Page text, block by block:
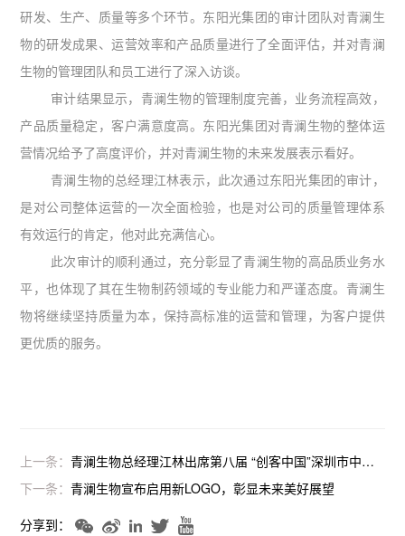
研发、生产、质量等多个环节。东阳光集团的审计团队对青澜生
物的研发成果、运营效率和产品质量进行了全面评估，并对青澜
生物的管理团队和员工进行了深入访谈。
审计结果显示，青澜生物的管理制度完善，业务流程高效，
产品质量稳定，客户满意度高。东阳光集团对青澜生物的整体运
营情况给予了高度评价，并对青澜生物的未来发展表示看好。
青澜生物的总经理江林表示，此次通过东阳光集团的审计，
是对公司整体运营的一次全面检验，也是对公司的质量管理体系
有效运行的肯定，他对此充满信心。
此次审计的顺利通过，充分彰显了青澜生物的高品质业务水
平，也体现了其在生物制药领域的专业能力和严谨态度。青澜生
物将继续坚持质量为本，保持高标准的运营和管理，为客户提供
更优质的服务。
上一条：青澜生物总经理江林出席第八届 “创客中国”深圳市中小企业创新创业大赛颁奖典礼，共谋发展之道
下一条：青澜生物宣布启用新LOGO，彰显未来美好展望
分享到：